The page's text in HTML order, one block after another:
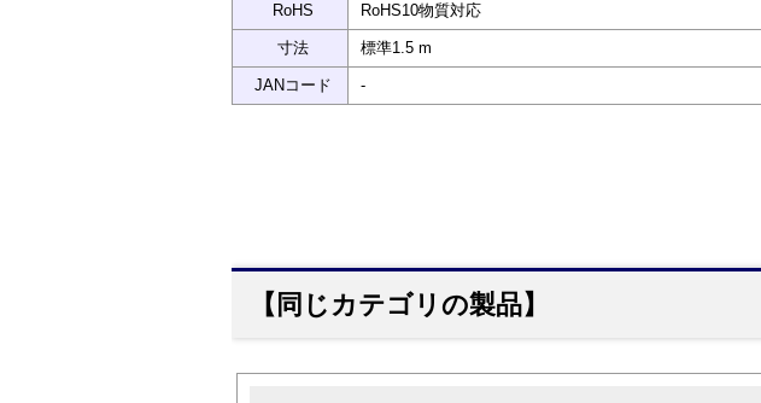
RoHS RoHS10物質対応
寸法 標準1.5 m
JANコード -
【同じカテゴリの製品】